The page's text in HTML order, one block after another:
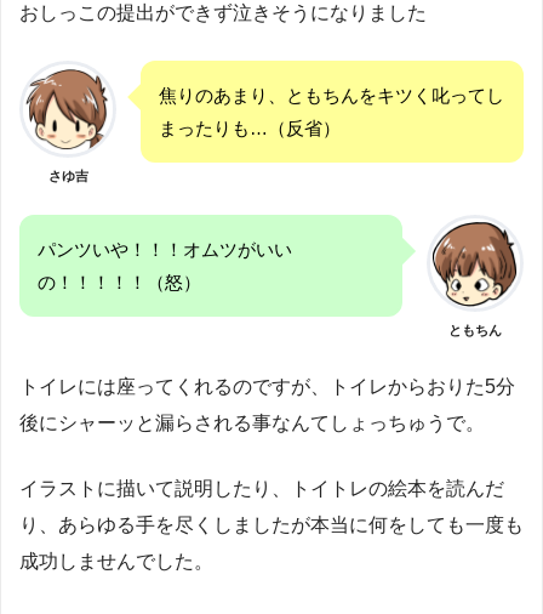
おしっこの提出ができず泣きそうになりました
さゆ吉
焦りのあまり、ともちんをキツく叱ってし
まったりも…（反省）
パンツいや！！！オムツがいい
の！！！！！（怒）
ともちん
トイレには座ってくれるのですが、トイレからおりた5分
後にシャーッと漏らされる事なんてしょっちゅうで。
イラストに描いて説明したり、トイトレの絵本を読んだ
り、あらゆる手を尽くしましたが本当に何をしても一度も
成功しませんでした。